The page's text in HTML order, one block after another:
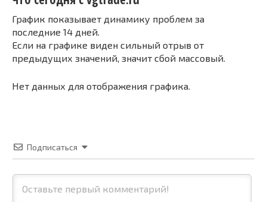
График показывает динамику проблем за
последние 14 дней.
Если на графике виден сильный отрыв от
предыдущих значений, значит сбой массовый.
Нет данных для отображения графика.
Подписаться